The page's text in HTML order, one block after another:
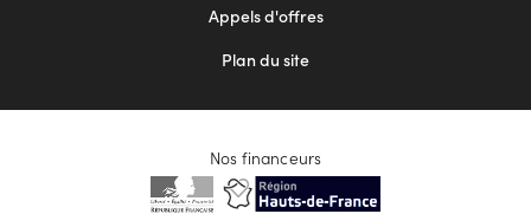
Appels d'offres
Plan du site
Nos financeurs